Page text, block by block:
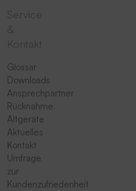
Glossar
Downloads
Ansprechpartner
Rücknahme
Altgeräte
Aktuelles
Kontakt
Umfrage
zur
Kundenzufriedenheit